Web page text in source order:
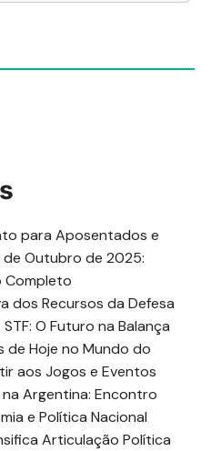
para Aposentados e
Outubro de 2025:
Completo
dos Recursos da Defesa
O Futuro na Balança
de Hoje no Mundo do
aos Jogos e Eventos
Argentina: Encontro
e Política Nacional
Articulação Política